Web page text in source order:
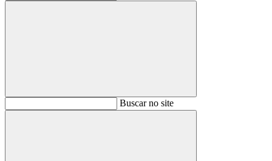
BuscarBuscar no site